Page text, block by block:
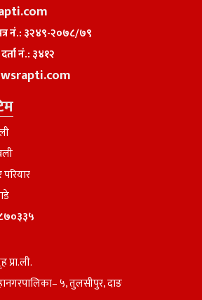
नं.: ३२४९-२०७८/७९
नं.: ३४१२
५, तुलसीपुर, दाङ